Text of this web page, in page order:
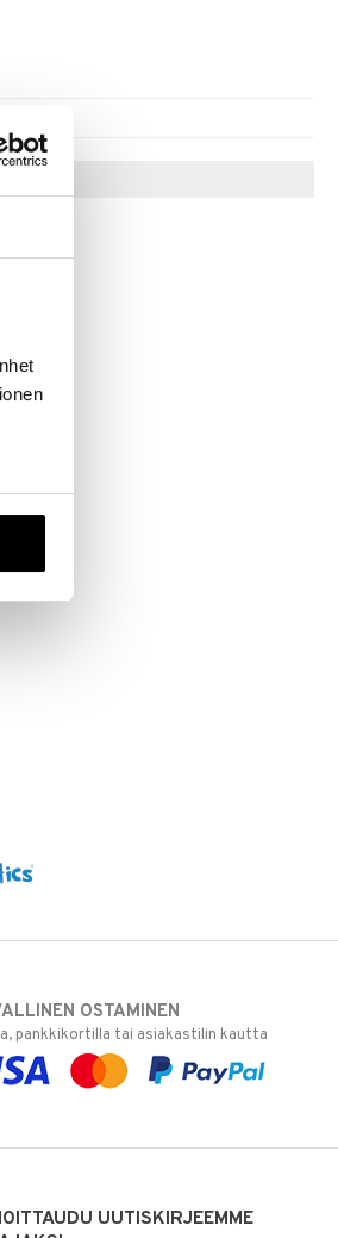
OSTAMINEN
pankkikortilla tai asiakastilin kautta
UUTISKIRJEEMME